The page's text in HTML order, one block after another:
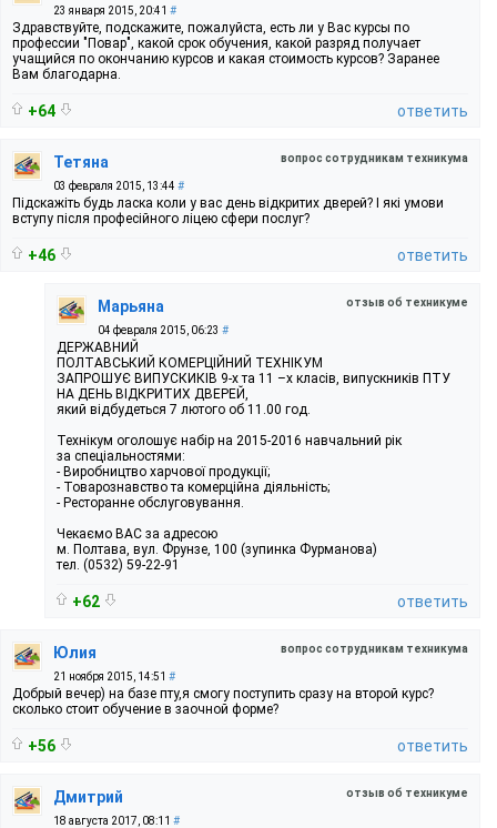
23 января 2015, 20:41 #
Здравствуйте, подскажите, пожалуйста, есть ли у Вас курсы по
профессии "Повар", какой срок обучения, какой разряд получает
учащийся по окончанию курсов и какая стоимость курсов? Заранее
Вам благодарна.
+64 ответить
вопрос сотрудникам техникума
Тетяна
03 февраля 2015, 13:44 #
Підскажіть будь ласка коли у вас день відкритих дверей? І які умови
вступу після професійного ліцею сфери послуг?
+46 ответить
отзыв об техникуме
Марьяна
04 февраля 2015, 06:23 #
ДЕРЖАВНИЙ
ПОЛТАВСЬКИЙ КОМЕРЦІЙНИЙ ТЕХНІКУМ
ЗАПРОШУЄ ВИПУСКИКІВ 9-х та 11 –х класів, випускників ПТУ
НА ДЕНЬ ВІДКРИТИХ ДВЕРЕЙ,
який відбудеться 7 лютого об 11.00 год.
Технікум оголошує набір на 2015-2016 навчальний рік
за спеціальностями:
- Виробництво харчової продукції;
- Товарознавство та комерційна діяльність;
- Ресторанне обслуговування.
Чекаємо ВАС за адресою
м. Полтава, вул. Фрунзе, 100 (зупинка Фурманова)
тел. (0532) 59-22-91
+62 ответить
вопрос сотрудникам техникума
Юлия
21 ноября 2015, 14:51 #
Добрый вечер) на базе пту,я смогу поступить сразу на второй курс?
сколько стоит обучение в заочной форме?
+56 ответить
отзыв об техникуме
Дмитрий
18 августа 2017, 08:11 #